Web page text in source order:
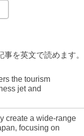
を英文で読めます。
the tourism
jet and
create a wide-range
focusing on